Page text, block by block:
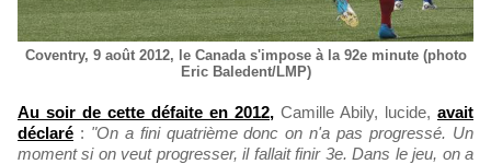
Coventry, 9 août 2012, le Canada s'impose à la 92e minute (photo
Eric Baledent/LMP)
Au soir de cette défaite en 2012, Camille Abily, lucide, avait
déclaré : "On a fini quatrième donc on n'a pas progressé. Un
moment si on veut progresser, il fallait finir 3e. Dans le jeu, on a